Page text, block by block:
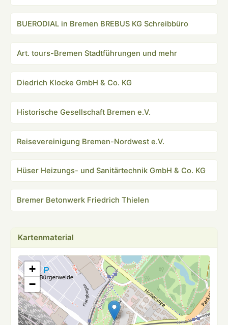
BUERODIAL in Bremen BREBUS KG Schreibbüro
Art. tours-Bremen Stadtführungen und mehr
Diedrich Klocke GmbH & Co. KG
Historische Gesellschaft Bremen e.V.
Reisevereinigung Bremen-Nordwest e.V.
Hüser Heizungs- und Sanitärtechnik GmbH & Co. KG
Bremer Betonwerk Friedrich Thielen
Kartenmaterial
+
−